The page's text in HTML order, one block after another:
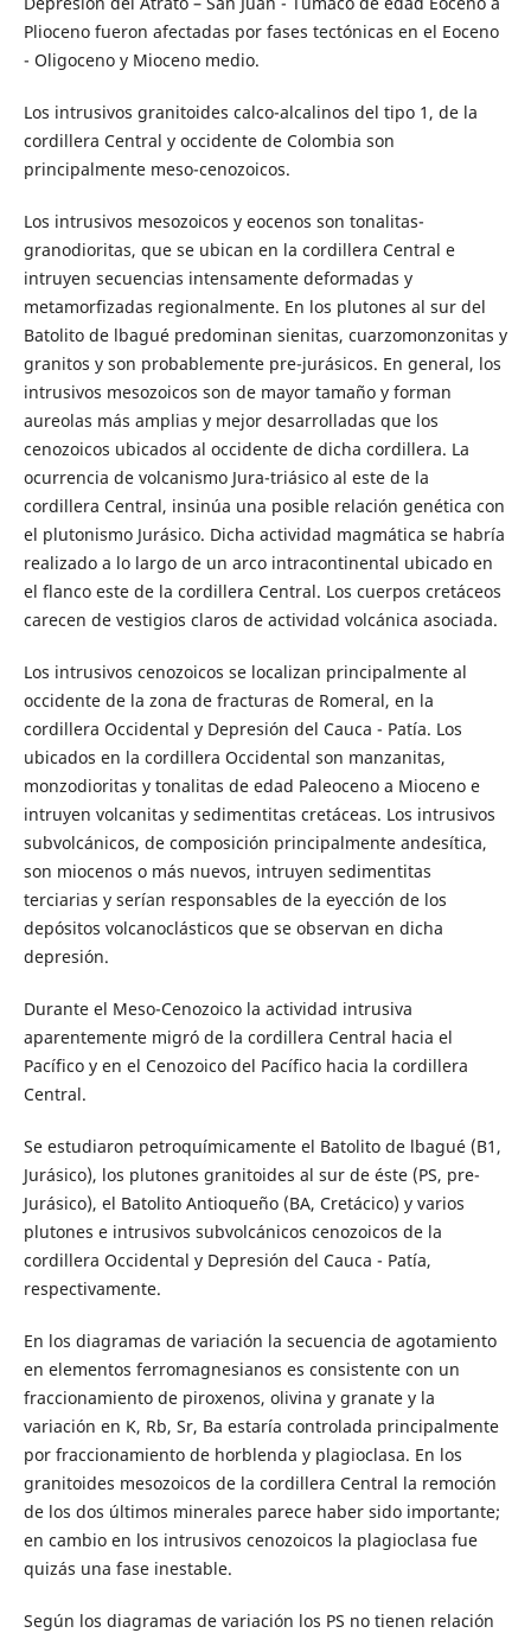
Plioceno fueron afectadas por fases tectónicas en el Eoceno
- Oligoceno y Mioceno medio.
Los intrusivos granitoides calco-alcalinos del tipo 1, de la
cordillera Central y occidente de Colombia son
principalmente meso-cenozoicos.
Los intrusivos mesozoicos y eocenos son tonalitas-
granodioritas, que se ubican en la cordillera Central e
intruyen secuencias intensamente deformadas y
metamorfizadas regionalmente. En los plutones al sur del
Batolito de lbagué predominan sienitas, cuarzomonzonitas y
granitos y son probablemente pre-jurásicos. En general, los
intrusivos mesozoicos son de mayor tamaño y forman
aureolas más amplias y mejor desarrolladas que los
cenozoicos ubicados al occidente de dicha cordillera. La
ocurrencia de volcanismo Jura-triásico al este de la
cordillera Central, insinúa una posible relación genética con
el plutonismo Jurásico. Dicha actividad magmática se habría
realizado a lo largo de un arco intracontinental ubicado en
el flanco este de la cordillera Central. Los cuerpos cretáceos
carecen de vestigios claros de actividad volcánica asociada.
Los intrusivos cenozoicos se localizan principalmente al
occidente de la zona de fracturas de Romeral, en la
cordillera Occidental y Depresión del Cauca - Patía. Los
ubicados en la cordillera Occidental son manzanitas,
monzodioritas y tonalitas de edad Paleoceno a Mioceno e
intruyen volcanitas y sedimentitas cretáceas. Los intrusivos
subvolcánicos, de composición principalmente andesítica,
son miocenos o más nuevos, intruyen sedimentitas
terciarias y serían responsables de la eyección de los
depósitos volcanoclásticos que se observan en dicha
depresión.
Durante el Meso-Cenozoico la actividad intrusiva
aparentemente migró de la cordillera Central hacia el
Pacífico y en el Cenozoico del Pacífico hacia la cordillera
Central.
Se estudiaron petroquímicamente el Batolito de lbagué (B1,
Jurásico), los plutones granitoides al sur de éste (PS, pre-
Jurásico), el Batolito Antioqueño (BA, Cretácico) y varios
plutones e intrusivos subvolcánicos cenozoicos de la
cordillera Occidental y Depresión del Cauca - Patía,
respectivamente.
En los diagramas de variación la secuencia de agotamiento
en elementos ferromagnesianos es consistente con un
fraccionamiento de piroxenos, olivina y granate y la
variación en K, Rb, Sr, Ba estaría controlada principalmente
por fraccionamiento de horblenda y plagioclasa. En los
granitoides mesozoicos de la cordillera Central la remoción
de los dos últimos minerales parece haber sido importante;
en cambio en los intrusivos cenozoicos la plagioclasa fue
quizás una fase inestable.
Según los diagramas de variación los PS no tienen relación